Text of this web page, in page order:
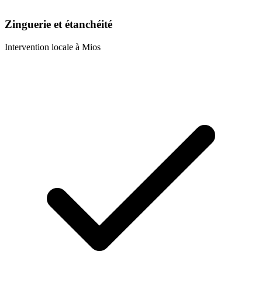
Zinguerie et étanchéité
Intervention locale à Mios